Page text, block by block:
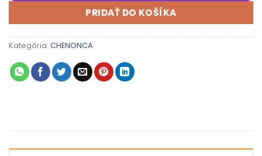
PRIDAŤ DO KOŠÍKA
Kategória: CHENONCA